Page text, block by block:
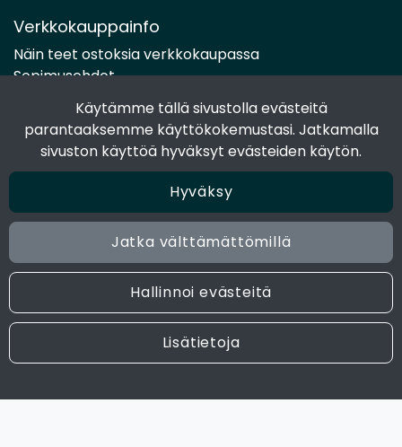
Käytämme tällä sivustolla evästeitä
parantaaksemme käyttökokemustasi. Jatkamalla
sivuston käyttöä hyväksyt evästeiden käytön.
Hyväksy
Jatka välttämättömillä
Hallinnoi evästeitä
Lisätietoja
Verkkokauppainfo
Näin teet ostoksia verkkokaupassa
Sopimusehdot
Toimitustavat
Maksutavat
Tietosuojaseloste
Seuraa sosiaalisessa mediassa
Facebook
Instagram
© 2024 Joen Tukkutiimi. All rights reserved. Site by